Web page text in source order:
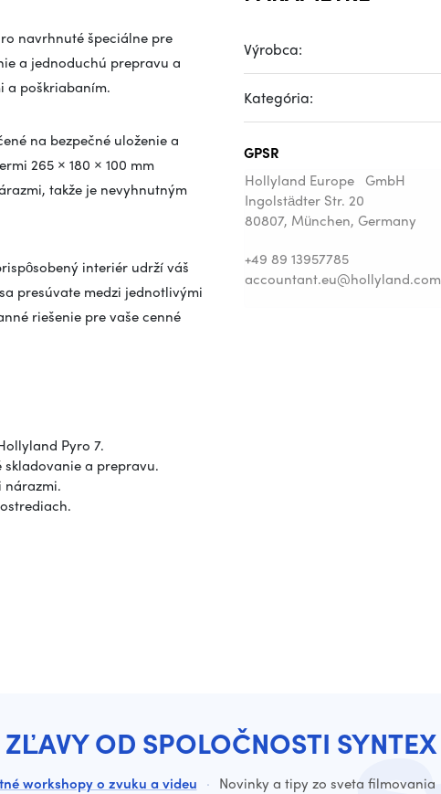
navrhnuté špeciálne pre
a jednoduchú prepravu a
a poškriabaním.
na bezpečné uloženie a
265 × 180 × 100 mm
takže je nevyhnutným
interiér udrží váš
presúvate medzi jednotlivými
riešenie pre vaše cenné
Pyro 7.
skladovanie a prepravu.
nárazmi.
Výrobca:
Kategória:
GPSR
Hollyland Europe GmbH
Ingolstädter Str. 20
80807, München, Germany
+49 89 13957785
accountant.eu@hollyland.com
OD SPOLOČNOSTI SYNTEX
workshopy o zvuku a videu · Novinky a tipy zo sveta filmovania